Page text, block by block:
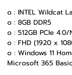
o : INTEL Wildcat
o : 8GB DDR5
o : 512GB PCIe 4.0/
o : FHD (1920 x
o : Windows 11
Microsoft 365 Basic